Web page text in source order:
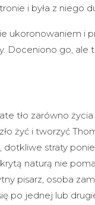
i była z niego
ukoronowaniem i
Doceniono go,
tło zarówno
żyć i tworzyć
straty
naturą nie
pisarz, osoba
po jednej lub